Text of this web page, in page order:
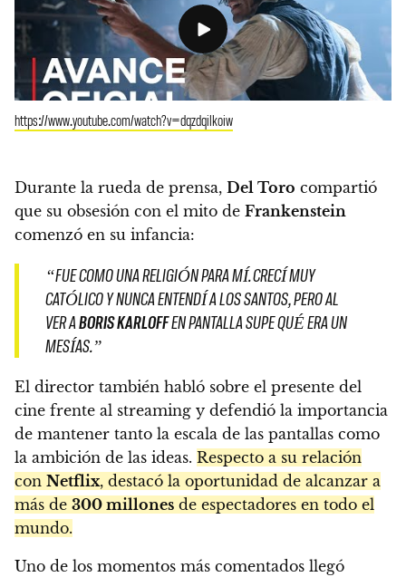
https://www.youtube.com/watch?v=dqzdqilkoiw
Durante la rueda de prensa, Del Toro compartió
que su obsesión con el mito de Frankenstein
comenzó en su infancia:
“FUE COMO UNA RELIGIÓN PARA MÍ. CRECÍ MUY
CATÓLICO Y NUNCA ENTENDÍ A LOS SANTOS, PERO AL
VER ABORIS KARLOFFEN PANTALLA SUPE QUÉ ERA UN
MESÍAS.”
El director también habló sobre el presente del
cine frente al streaming y defendió la importancia
de mantener tanto la escala de las pantallas como
la ambición de las ideas. Respecto a su relación
con Netflix, destacó la oportunidad de alcanzar a
más de 300 millones de espectadores en todo el
mundo.
Uno de los momentos más comentados llegó